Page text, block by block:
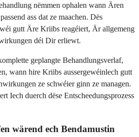
nëmmen ophalen wann Ären
ass dat ze maachen. Dës
gutt Äre Kriibs reagéiert, Är allgemeng
déi Dir erliewt.
geplangte Behandlungsverlaf,
wann hire Kriibs aussergewéinlech gutt
ze schwéier ginn ze managen.
Iech duerch dëse Entscheedungsprozess
wärend ech Bendamustin